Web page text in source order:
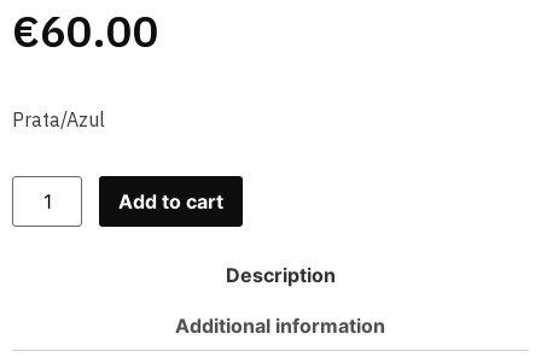
€60.00
Prata/Azul
Add to cart
Description
Additional information